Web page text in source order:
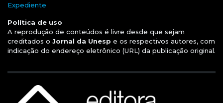
Expediente
Política de uso
A reprodução de conteúdos é livre desde que sejam
creditados o Jornal da Unesp e os respectivos autores, com
indicação do endereço eletrônico (URL) da publicação original.